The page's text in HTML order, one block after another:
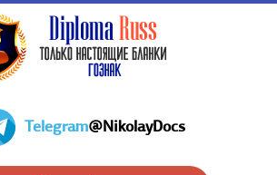
Telegram@NikolayDocs